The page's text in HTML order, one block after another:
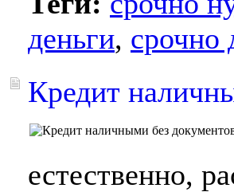
деньги, срочно
Кредит
естественно,